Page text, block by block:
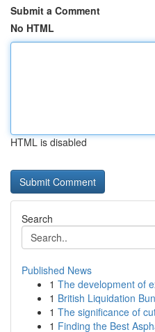
Submit a Comment
No HTML
HTML is disabled
Search
Published News
1 The development of
1 British Liquidation
1 The significance of
1 Finding the Best